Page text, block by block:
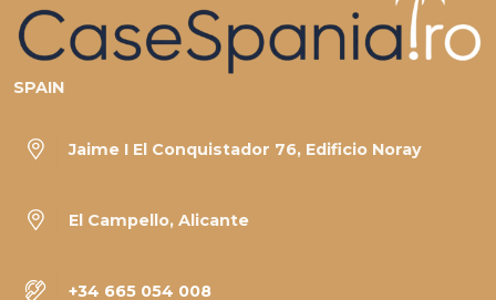
SPAIN
Jaime I El Conquistador 76, Edificio Noray
El Campello, Alicante
+34 665 054 008